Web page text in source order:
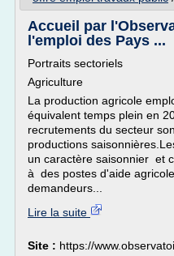
Accueil par
l'emploi des Pays ...
Portraits sectoriels
Agriculture
La production agricole
équivalent temps plein en
recrutements du secteur
productions
un caractère saisonnier et
à des postes d'aide
demandeurs...
Lire la suite
Site : https://